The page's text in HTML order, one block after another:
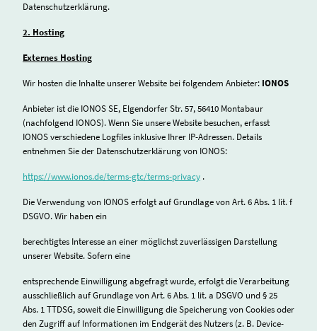
Datenschutzerklärung.
2. Hosting
Externes Hosting
Wir hosten die Inhalte unserer Website bei folgendem Anbieter: IONOS
Anbieter ist die IONOS SE, Elgendorfer Str. 57, 56410 Montabaur
(nachfolgend IONOS). Wenn Sie unsere Website besuchen, erfasst
IONOS verschiedene Logfiles inklusive Ihrer IP-Adressen. Details
entnehmen Sie der Datenschutzerklärung von IONOS:
https://www.ionos.de/terms-gtc/terms-privacy .
Die Verwendung von IONOS erfolgt auf Grundlage von Art. 6 Abs. 1 lit. f
DSGVO. Wir haben ein
berechtigtes Interesse an einer möglichst zuverlässigen Darstellung
unserer Website. Sofern eine
entsprechende Einwilligung abgefragt wurde, erfolgt die Verarbeitung
ausschließlich auf Grundlage von Art. 6 Abs. 1 lit. a DSGVO und § 25
Abs. 1 TTDSG, soweit die Einwilligung die Speicherung von Cookies oder
den Zugriff auf Informationen im Endgerät des Nutzers (z. B. Device-